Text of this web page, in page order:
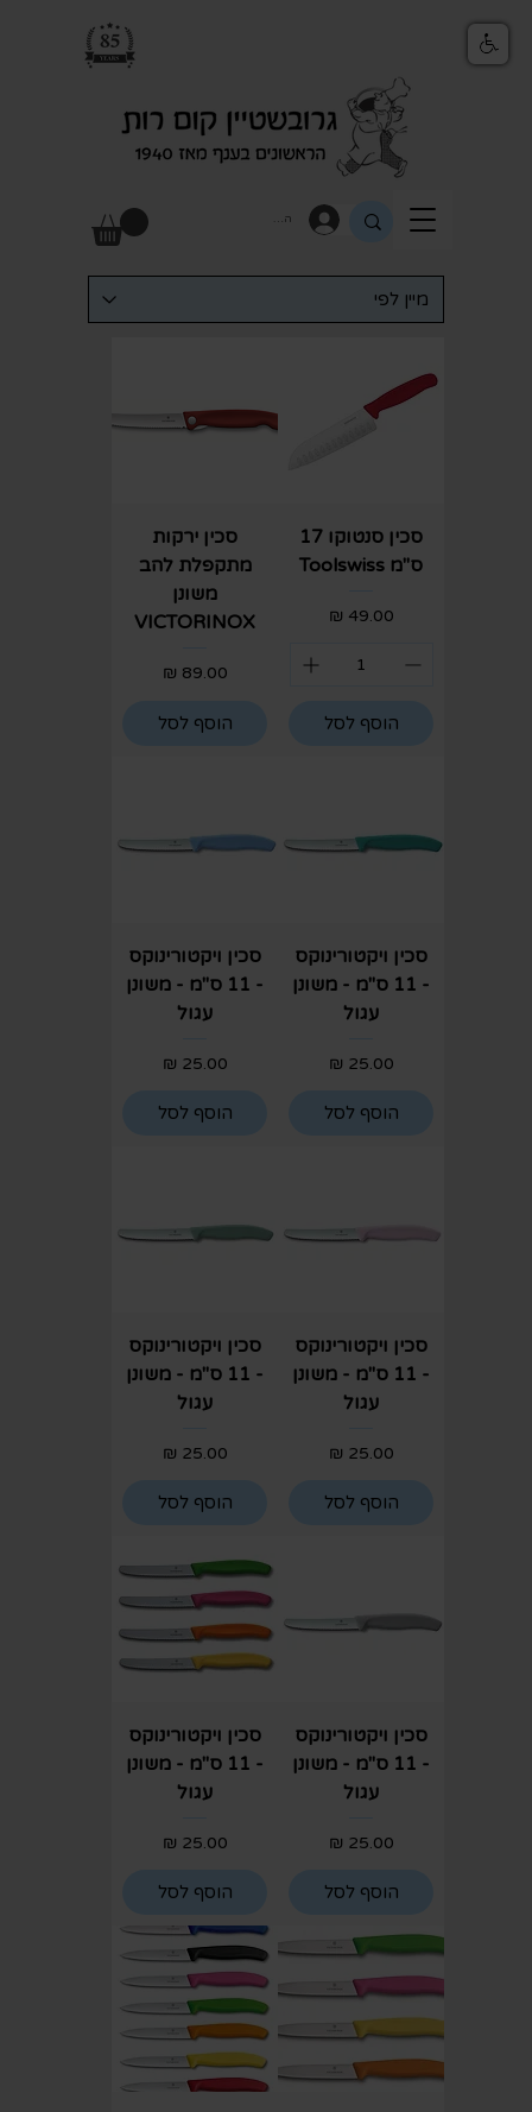
התחבר
סכין סנטוקו 17
ס"מ Toolswiss
מחיר
הוסף לסל
סכין ירקות
מתקפלת להב
משונן
VICTORINOX
מחיר
הוסף לסל
סכין ויקטורינוקס
- 11 ס"מ - משונן
עגול
מחיר
הוסף לסל
סכין ויקטורינוקס
- 11 ס"מ - משונן
עגול
מחיר
הוסף לסל
סכין ויקטורינוקס
- 11 ס"מ - משונן
עגול
מחיר
הוסף לסל
סכין ויקטורינוקס
- 11 ס"מ - משונן
עגול
מחיר
הוסף לסל
סכין ויקטורינוקס
- 11 ס"מ - משונן
עגול
מחיר
הוסף לסל
סכין ויקטורינוקס
- 11 ס"מ - משונן
עגול
מחיר
הוסף לסל